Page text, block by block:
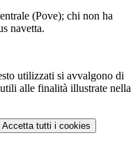
(Pove); chi non ha
navetta.
utilizzati si avvalgono di
alle finalità illustrate nella
Accetta tutti i cookies